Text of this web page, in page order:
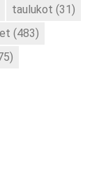
taulukot (31)
(483)